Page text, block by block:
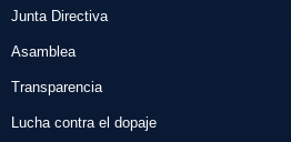
Junta Directiva
Asamblea
Transparencia
Lucha contra el dopaje